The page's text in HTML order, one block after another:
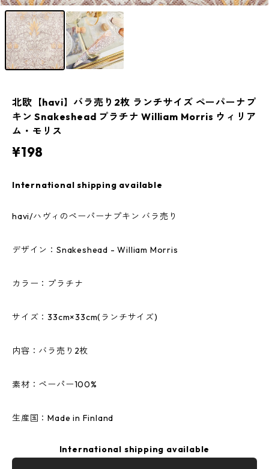
北欧【havi】バラ売り2枚 ランチサイズ ペーパーナプ
キン Snakeshead プラチナ William Morris ウィリア
ム・モリス
¥198
International shipping available
havi/ハヴィのペーパーナプキン バラ売り
デザイン：Snakeshead - William Morris
カラー：プラチナ
サイズ：33cm×33cm(ランチサイズ)
内容：バラ売り2枚
素材：ペーパー100%
生産国：Made in Finland
International shipping available